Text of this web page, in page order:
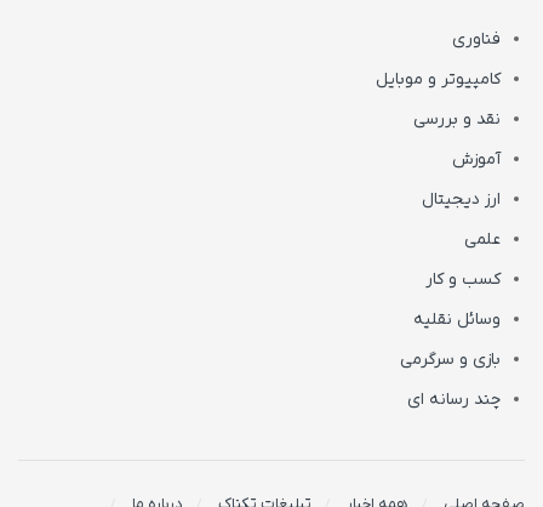
فناوری
کامپیوتر و موبایل
نقد و بررسی
آموزش
ارز دیجیتال
علمی
کسب و کار
وسائل نقلیه
بازی و سرگرمی
چند رسانه ای